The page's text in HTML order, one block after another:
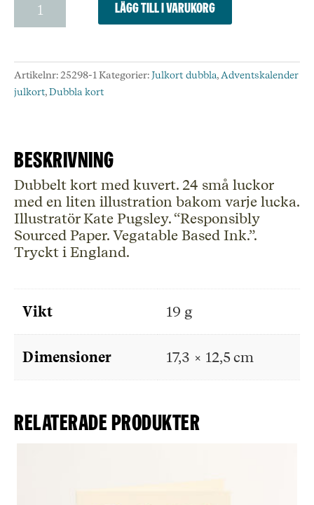
kort,
Dog
Advent
Calender
Card
Lägg till i varukorg
Artikelnr:25298-1Kategorier: Julkort dubbla,Adventskalender
julkort,Dubbla kort
Beskrivning
Dubbelt kort med kuvert. 24 små luckor
med en liten illustration bakom varje lucka.
Illustratör Kate Pugsley. “Responsibly
Sourced Paper. Vegatable Based Ink.”.
Tryckt i England.
Vikt 19 g
Dimensioner 17,3 × 12,5 cm
Relaterade produkter